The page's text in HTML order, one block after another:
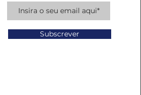
Subscrever